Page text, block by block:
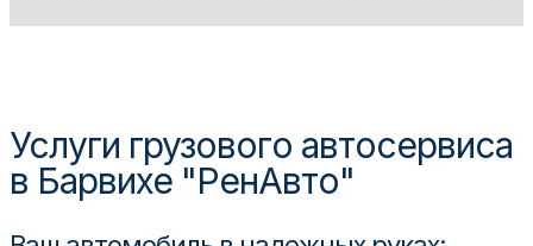
Услуги грузового автосервиса
в Барвихе "РенАвто"